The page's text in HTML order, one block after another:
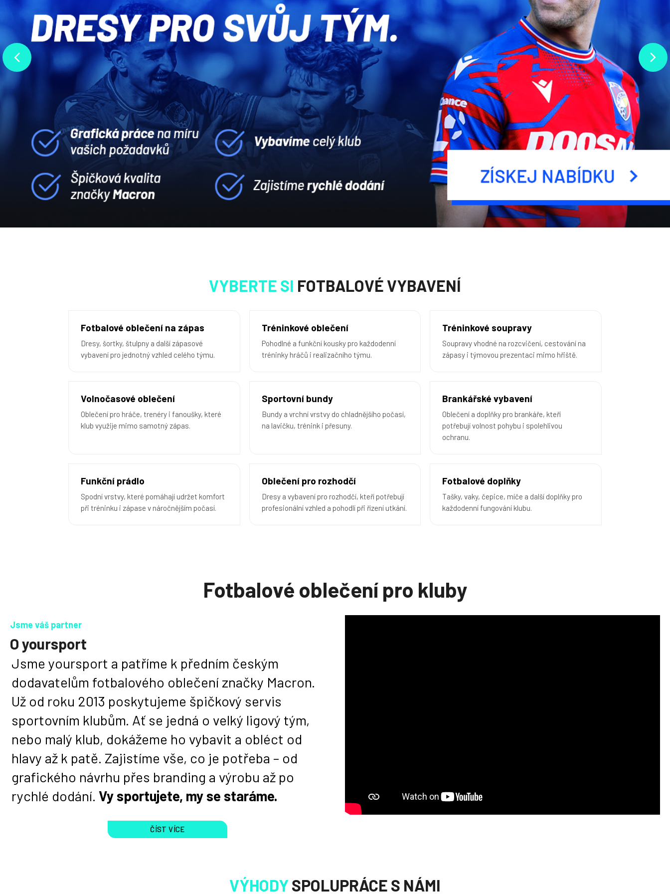
VYBERTE SI FOTBALOVÉ VYBAVENÍ
Fotbalové oblečení na zápas
Dresy, šortky, štulpny a další zápasové
vybavení pro jednotný vzhled celého týmu.
Tréninkové oblečení
Pohodlné a funkční kousky pro každodenní
tréninky hráčů i realizačního týmu.
Tréninkové soupravy
Soupravy vhodné na rozcvičení, cestování na
zápasy i týmovou prezentaci mimo hřiště.
Volnočasové oblečení
Oblečení pro hráče, trenéry i fanoušky, které
klub využije mimo samotný zápas.
Sportovní bundy
Bundy a vrchní vrstvy do chladnějšího počasí,
na lavičku, trénink i přesuny.
Brankářské vybavení
Oblečení a doplňky pro brankáře, kteří
potřebují volnost pohybu i spolehlivou
ochranu.
Funkční prádlo
Spodní vrstvy, které pomáhají udržet komfort
při tréninku i zápase v náročnějším počasí.
Oblečení pro rozhodčí
Dresy a vybavení pro rozhodčí, kteří potřebují
profesionální vzhled a pohodlí při řízení utkání.
Fotbalové doplňky
Tašky, vaky, čepice, míče a další doplňky pro
každodenní fungování klubu.
Fotbalové oblečení pro kluby
Jsme váš partner
O yoursport
Jsme yoursport a patříme k předním českým
dodavatelům fotbalového oblečení značky Macron.
Už od roku 2013 poskytujeme špičkový servis
sportovním klubům. Ať se jedná o velký ligový tým,
nebo malý klub, dokážeme ho vybavit a obléct od
hlavy až k patě. Zajistíme vše, co je potřeba – od
grafického návrhu přes branding a výrobu až po
rychlé dodání. Vy sportujete, my se staráme.
ČÍST VÍCE
VÝHODYSPOLUPRÁCE S NÁMI